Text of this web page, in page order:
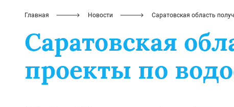
Главная Новости Саратовская область
Саратовская
проекты по